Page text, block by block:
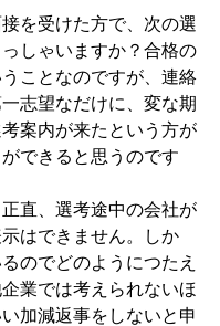
を受けた方で、次の選
しゃいますか？合格の
ことなのですが、連絡
志望なだけに、変な期
案内が来たという方が
できると思うのです
直、選考途中の会社が
はできません。しか
のでどのようにつたえ
業では考えられないほ
加減返事をしないと申